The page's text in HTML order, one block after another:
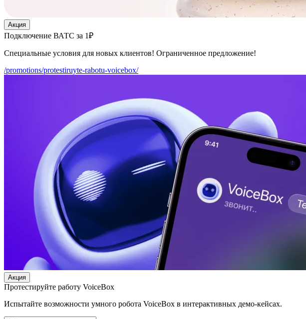
Акция
Подключение ВАТС за 1₽
Специальные условия для новых клиентов! Ограниченное предложение!
/promotions/protestiruyte-rabotu-voicebox/
Акция
Протестируйте работу VoiceBox
Испытайте возможности умного робота VoiceBox в интерактивных демо-кейсах.